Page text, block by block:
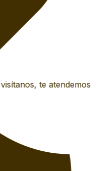
visítanos, te atendemos